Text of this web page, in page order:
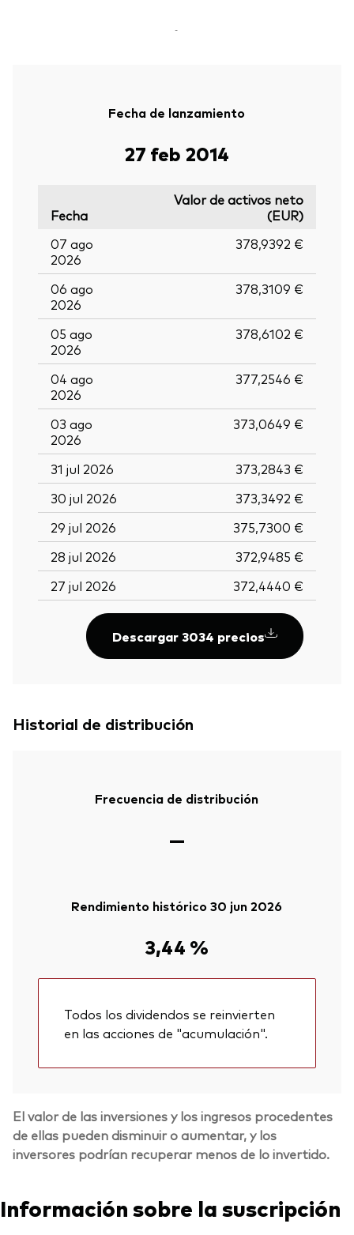
-
Fecha de lanzamiento
27 feb 2014
Fecha
Valor de activos neto
(EUR)
07 ago
2026
378,9392 €
06 ago
2026
378,3109 €
05 ago
2026
378,6102 €
04 ago
2026
377,2546 €
03 ago
2026
373,0649 €
31 jul 2026
373,2843 €
30 jul 2026
373,3492 €
29 jul 2026
375,7300 €
28 jul 2026
372,9485 €
27 jul 2026
372,4440 €
Descargar 3034 precios
Historial de distribución
Frecuencia de distribución
—
Rendimiento histórico 30 jun 2026
3,44 %
Todos los dividendos se reinvierten
en las acciones de "acumulación".
El valor de las inversiones y los ingresos procedentes
de ellas pueden disminuir o aumentar, y los
inversores podrían recuperar menos de lo invertido.
Información sobre la suscripción